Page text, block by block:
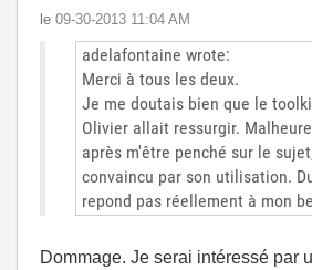
le ‎09-30-2013 11:04 AM
adelafontaine wrote:
Merci à tous les deux.
Je me doutais bien que le
Olivier allait ressurgir.
après m'être penché sur le
convaincu par son utilisation.
repond pas réellement à mon
Dommage. Je serai intéressé par